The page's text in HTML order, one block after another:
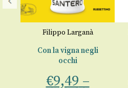
Filippo Larganà
Con la vigna negli
occhi
€9,49 –